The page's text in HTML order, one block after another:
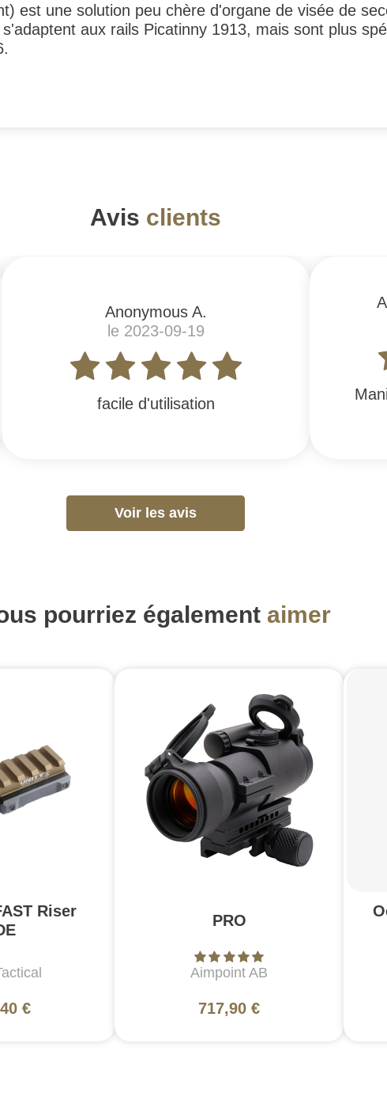
est une solution peu chère d'organe de visée de
aux rails Picatinny 1913, mais sont plus
Avis clients
Anonymous A.
le 2023-09-19
facile d'utilisation
Voir les avis
pourriez également aimer
Riser
€
PRO
Aimpoint AB
717,90 €